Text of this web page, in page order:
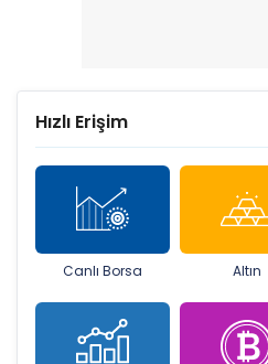
Hızlı Erişim
Canlı Borsa Altın